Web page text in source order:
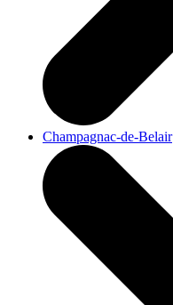
Champagnac-de-Belair